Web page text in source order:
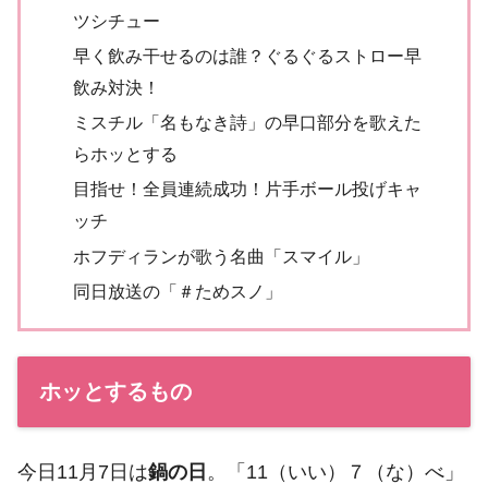
ツシチュー
早く飲み干せるのは誰？ぐるぐるストロー早
飲み対決！
ミスチル「名もなき詩」の早口部分を歌えた
らホッとする
目指せ！全員連続成功！片手ボール投げキャ
ッチ
ホフディランが歌う名曲「スマイル」
同日放送の「＃ためスノ」
ホッとするもの
今日11月7日は鍋の日 。「11（いい）７（な）べ」